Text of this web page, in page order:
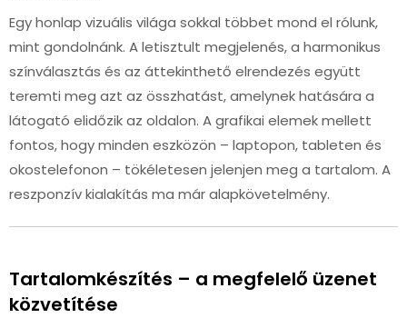
Egy honlap vizuális világa sokkal többet mond el rólunk,
mint gondolnánk. A letisztult megjelenés, a harmonikus
színválasztás és az áttekinthető elrendezés együtt
teremti meg azt az összhatást, amelynek hatására a
látogató elidőzik az oldalon. A grafikai elemek mellett
fontos, hogy minden eszközön – laptopon, tableten és
okostelefonon – tökéletesen jelenjen meg a tartalom. A
reszponzív kialakítás ma már alapkövetelmény.
Tartalomkészítés – a megfelelő üzenet
közvetítése